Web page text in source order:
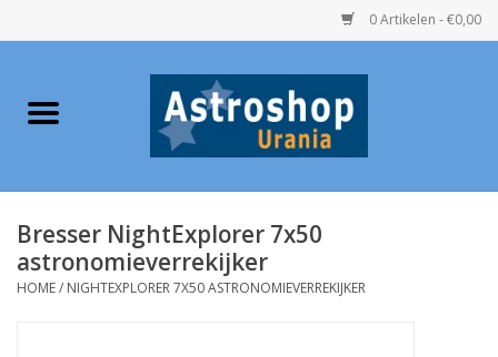
0 Artikelen - €0,00
Home
Telescopen
Accessoires
Bresser NightExplorer 7x50
astronomieverrekijker
HOME/ NIGHTEXPLORER 7X50 ASTRONOMIEVERREKIJKER